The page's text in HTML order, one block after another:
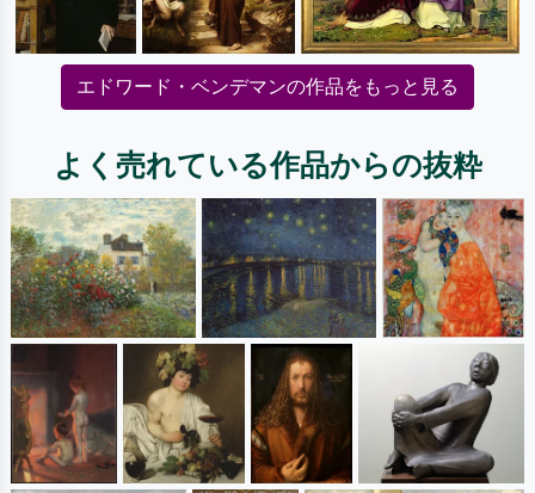
エドワード・ベンデマンの作品をもっと見る
よく売れている作品からの抜粋